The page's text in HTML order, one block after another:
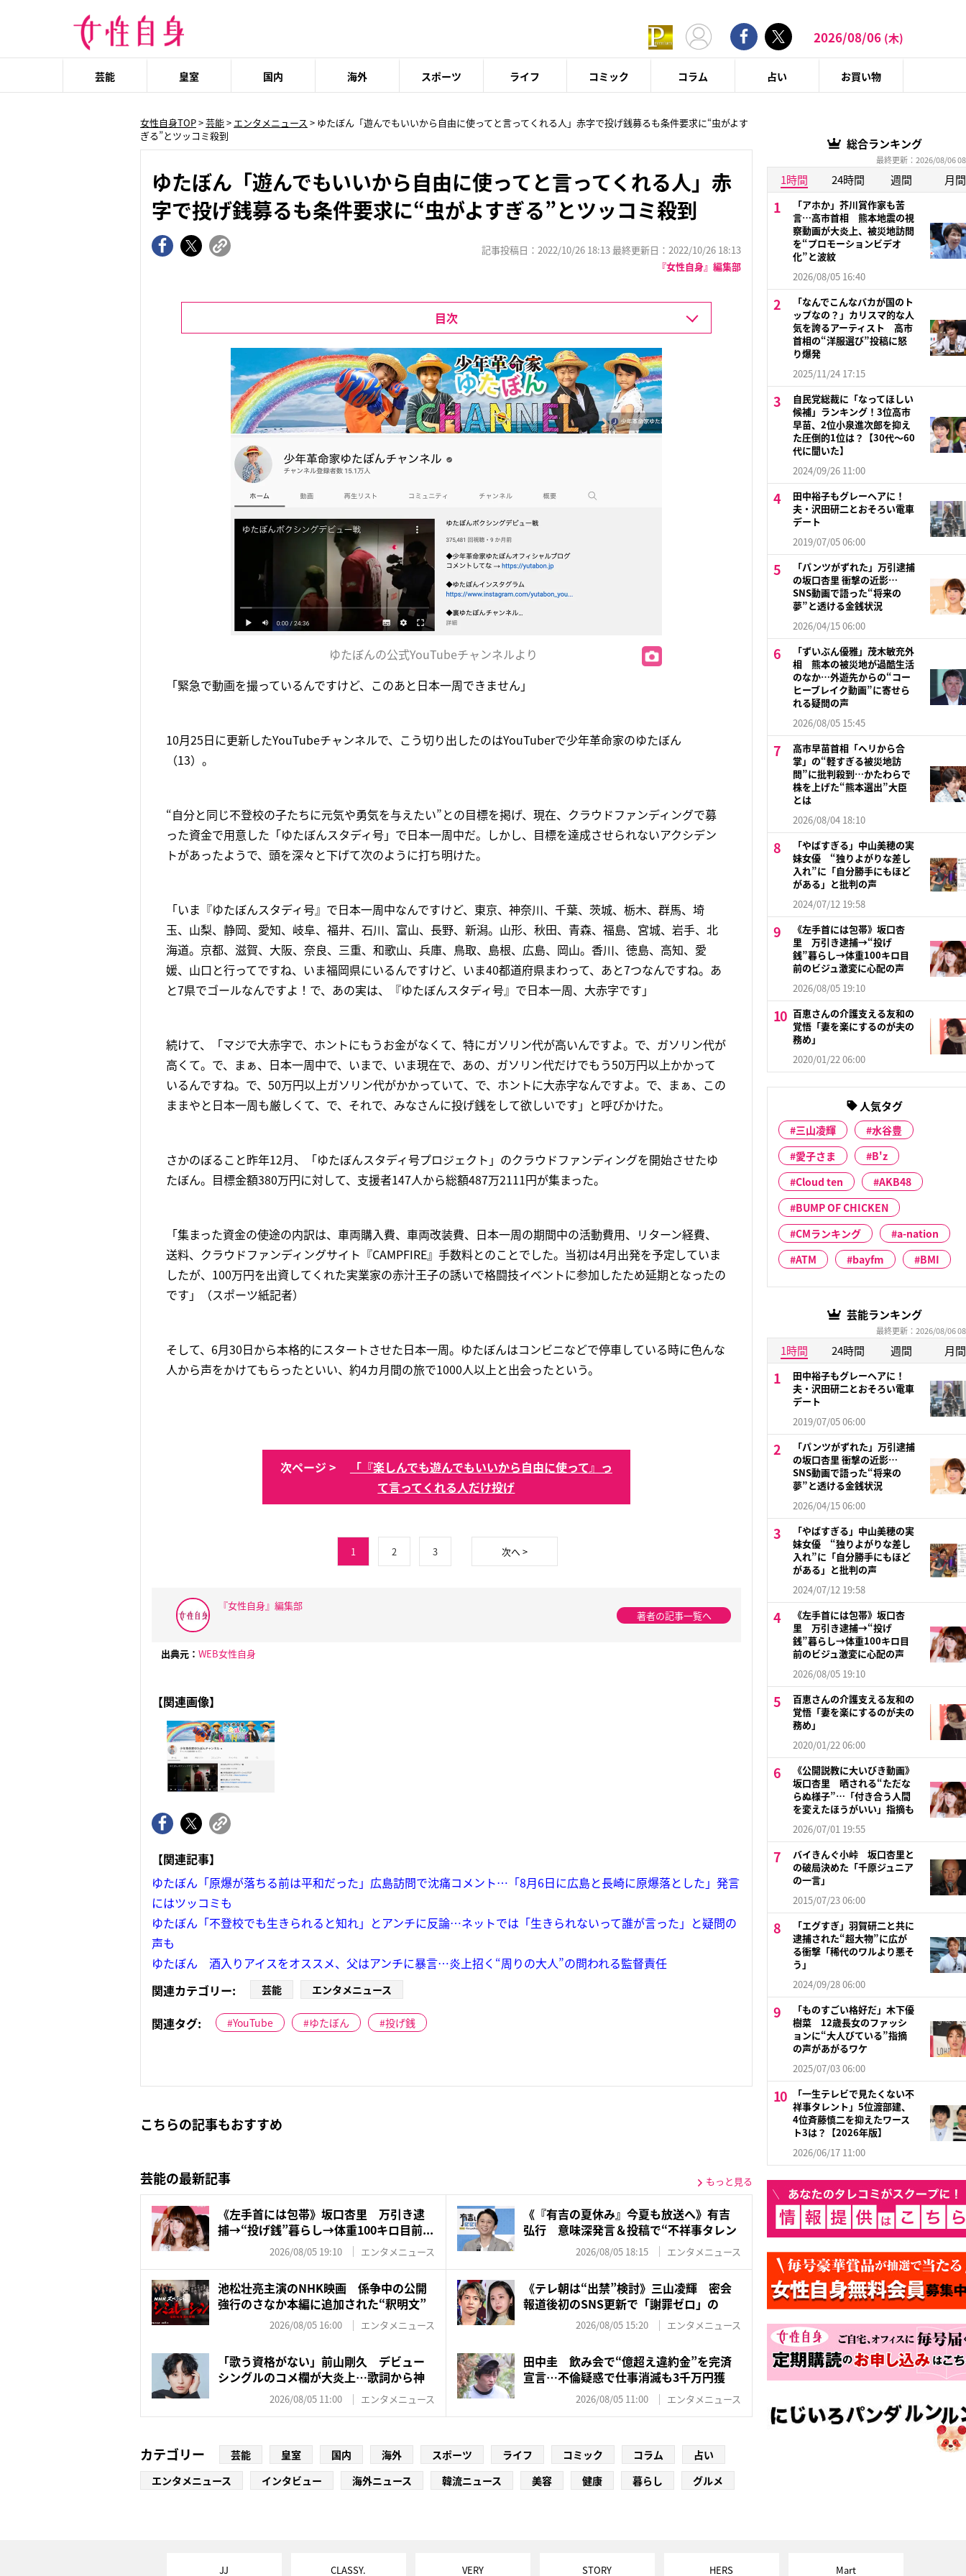
2026/08/06 (木)
芸能 皇室 国内 海外 スポーツ ライフ コミック コラム 占い お買い物
女性自身TOP>芸能> エンタメニュース > ゆたぼん「遊んでもいいから自由に使ってと言ってくれる人」赤字で投げ銭募るも条件要求に“虫がよす
ぎる”とツッコミ殺到
ゆたぼん「遊んでもいいから自由に使ってと言ってくれる人」赤
字で投げ銭募るも条件要求に“虫がよすぎる”とツッコミ殺到
記事投稿日：2022/10/26 18:13 最終更新日：2022/10/26 18:13
『女性自身』編集部
目次
ゆたぼんの公式YouTubeチャンネルより
「緊急で動画を撮っているんですけど、このあと日本一周できません」
10月25日に更新したYouTubeチャンネルで、こう切り出したのはYouTuberで少年革命家のゆたぼん
（13）。
“自分と同じ不登校の子たちに元気や勇気を与えたい”との目標を掲げ、現在、クラウドファンディングで募
った資金で用意した「ゆたぼんスタディ号」で日本一周中だ。しかし、目標を達成させられないアクシデン
トがあったようで、頭を深々と下げて次のように打ち明けた。
「いま『ゆたぼんスタディ号』で日本一周中なんですけど、東京、神奈川、千葉、茨城、栃木、群馬、埼
玉、山梨、静岡、愛知、岐阜、福井、石川、富山、長野、新潟。山形、秋田、青森、福島、宮城、岩手、北
海道。京都、滋賀、大阪、奈良、三重、和歌山、兵庫、鳥取、島根、広島、岡山。香川、徳島、高知、愛
媛、山口と行ってですね、いま福岡県にいるんですけど、いま40都道府県まわって、あと7つなんですね。あ
と7県でゴールなんですよ！で、あの実は、『ゆたぼんスタディ号』で日本一周、大赤字です」
続けて、「マジで大赤字で、ホントにもうお金がなくて、特にガソリン代が高いんですよ。で、ガソリン代が
高くて。で、まぁ、日本一周中で、いまで、いま現在で、あの、ガソリン代だけでもう50万円以上かかって
いるんですね。で、50万円以上ガソリン代がかかっていて、で、ホントに大赤字なんですよ。で、まぁ、この
ままやと日本一周も厳しくて、で、それで、みなさんに投げ銭をして欲しいです」と呼びかけた。
さかのぼること昨年12月、「ゆたぼんスタディ号プロジェクト」のクラウドファンディングを開始させたゆ
たぼん。目標金額380万円に対して、支援者147人から総額487万2111円が集まった。
「集まった資金の使途の内訳は、車両購入費、車両改装費、日本一周の期間中の活動費用、リターン経費、
送料、クラウドファンディングサイト『CAMPFIRE』手数料とのことでした。当初は4月出発を予定していま
したが、100万円を出資してくれた実業家の赤汁王子の誘いで格闘技イベントに参加したため延期となったの
です」（スポーツ紙記者）
そして、6月30日から本格的にスタートさせた日本一周。ゆたぼんはコンビニなどで停車している時に色んな
人から声をかけてもらったといい、約4カ月間の旅で1000人以上と出会ったという。
次ページ >
「『楽しんでも遊んでもいいから自由に使って』っ
て言ってくれる人だけ投げ
1 2 3 次へ >
『女性自身』編集部
著者の記事一覧へ
出典元： WEB女性自身
【関連画像】
【関連記事】
ゆたぼん「原爆が落ちる前は平和だった」広島訪問で沈痛コメント…「8月6日に広島と長崎に原爆落とした」発言
にはツッコミも
ゆたぼん「不登校でも生きられると知れ」とアンチに反論…ネットでは「生きられないって誰が言った」と疑問の
声も
ゆたぼん 酒入りアイスをオススメ、父はアンチに暴言…炎上招く“周りの大人”の問われる監督責任
関連カテゴリー:
芸能 エンタメニュース
関連タグ: YouTube ゆたぼん 投げ銭
こちらの記事もおすすめ
芸能の最新記事 もっと見る
《左手首には包帯》坂口杏里 万引き逮
捕→“投げ銭”暮らし→体重100キロ目前...
2026/08/05 19:10 エンタメニュース
《『有吉の夏休み』今夏も放送へ》有吉
弘行 意味深発言＆投稿で“不祥事タレン
2026/08/05 18:15 エンタメニュース
池松壮亮主演のNHK映画 係争中の公開
強行のさなか本編に追加された“釈明文”
2026/08/05 16:00 エンタメニュース
《テレ朝は“出禁”検討》三山凌輝 密会
報道後初のSNS更新で「謝罪ゼロ」の
2026/08/05 15:20 エンタメニュース
「歌う資格がない」前山剛久 デビュー
シングルのコメ欄が大炎上…歌詞から神
2026/08/05 11:00 エンタメニュース
田中圭 飲み会で“億超え違約金”を完済
宣言…不倫疑惑で仕事消滅も3千万円獲
2026/08/05 11:00 エンタメニュース
カテゴリー 芸能 皇室 国内 海外 スポーツ ライフ コミック コラム
占い
エンタメニュース
インタビュー 海外ニュース 韓流ニュース 美容 健康 暮らし グルメ
総合ランキング
最終更新：2026/08/06
1時間 24時間 週間 月間
「アホか」芥川賞作家も苦
言…高市首相 熊本地震の視
察動画が大炎上、被災地訪問
を“プロモーションビデオ
化”と波紋
2026/08/05 16:40
「なんでこんなバカが国のト
ップなの？」カリスマ的な人
気を誇るアーティスト 高市
首相の“洋服選び”投稿に怒
り爆発
2025/11/24 17:15
自民党総裁に「なってほしい
候補」ランキング！3位高市
早苗、2位小泉進次郎を抑え
た圧倒的1位は？【30代〜60
代に聞いた】
2024/09/26 11:00
田中裕子もグレーヘアに！
夫・沢田研二とおそろい電車
デート
2019/07/05 06:00
「パンツがずれた」万引逮捕
の坂口杏里 衝撃の近影…
SNS動画で語った“将来の
夢”と透ける金銭状況
2026/04/15 06:00
「ずいぶん優雅」茂木敏充外
相 熊本の被災地が過酷生活
のなか…外遊先からの“コー
ヒーブレイク動画”に寄せら
れる疑問の声
2026/08/05 15:45
高市早苗首相「ヘリから合
掌」の“軽すぎる被災地訪
問”に批判殺到…かたわらで
株を上げた“熊本選出”大臣
とは
2026/08/04 18:10
「やばすぎる」中山美穂の実
妹女優 “独りよがりな差し
入れ”に「自分勝手にもほど
がある」と批判の声
2024/07/12 19:58
《左手首には包帯》坂口杏
里 万引き逮捕→“投げ
銭”暮らし→体重100キロ目
前のビジュ激変に心配の声
2026/08/05 19:10
百恵さんの介護支える友和の
覚悟「妻を楽にするのが夫の
務め」
2020/01/22 06:00
人気タグ
三山凌輝
水谷豊
愛子さま
B'z
Cloud ten
AKB48
BUMP OF CHICKEN
CMランキング
a-nation
ATM
bayfm BMI
芸能ランキング
最終更新：2026/08/06
1時間 24時間 週間 月間
田中裕子もグレーヘアに！
夫・沢田研二とおそろい電車
デート
2019/07/05 06:00
「パンツがずれた」万引逮捕
の坂口杏里 衝撃の近影…
SNS動画で語った“将来の
夢”と透ける金銭状況
2026/04/15 06:00
「やばすぎる」中山美穂の実
妹女優 “独りよがりな差し
入れ”に「自分勝手にもほど
がある」と批判の声
2024/07/12 19:58
《左手首には包帯》坂口杏
里 万引き逮捕→“投げ
銭”暮らし→体重100キロ目
前のビジュ激変に心配の声
2026/08/05 19:10
百恵さんの介護支える友和の
覚悟「妻を楽にするのが夫の
務め」
2020/01/22 06:00
《公開説教に大いびき動画》
坂口杏里 晒される“ただな
らぬ様子”…「付き合う人間
を変えたほうがいい」指摘も
2026/07/01 19:55
バイきんぐ小峠 坂口杏里と
の破局決めた「千原ジュニア
の一言」
2015/07/23 06:00
「エグすぎ」羽賀研二と共に
逮捕された“超大物”に広が
る衝撃「稀代のワルより悪そ
う」
2024/09/28 06:00
「ものすごい格好だ」木下優
樹菜 12歳長女のファッシ
ョンに“大人びている”指摘
の声があがるワケ
2025/07/03 06:00
「一生テレビで見たくない不
祥事タレント」5位渡部建、
4位斉藤慎二を抑えたワース
ト3は？【2026年版】
2026/06/17 11:00
JJ CLASSY. VERY STORY HERS Mart